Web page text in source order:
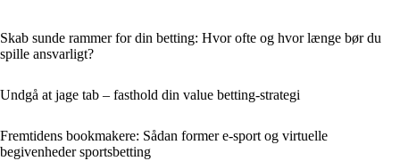
Skab sunde rammer for din betting: Hvor ofte og hvor længe bør du
spille ansvarligt?
Undgå at jage tab – fasthold din value betting-strategi
Fremtidens bookmakere: Sådan former e-sport og virtuelle
begivenheder sportsbetting